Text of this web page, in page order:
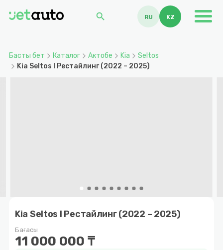
search RU KZ
Басты бет Каталог Актобе Kia
Seltos
Kia Seltos I Рестайлинг (2022 – 2025)
Kia Seltos I Рестайлинг (2022 – 2025)
Бағасы
11 000 000 ₸